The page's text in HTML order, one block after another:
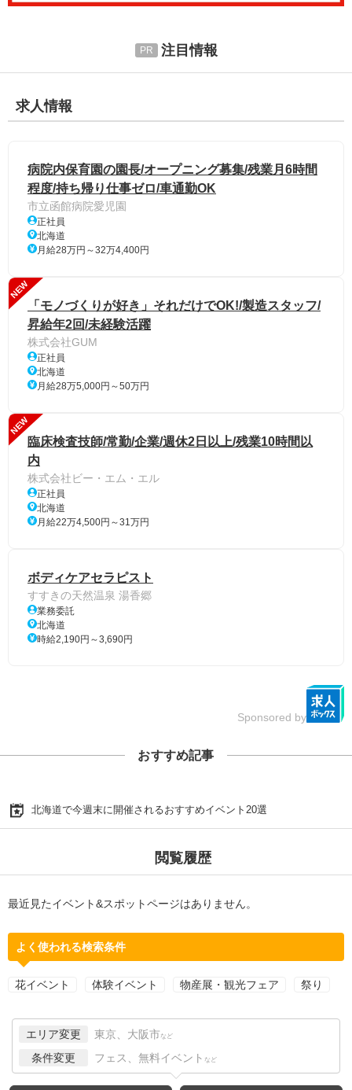
注目情報
求人情報
病院内保育園の園長/オープニング募集/残業月6時間
程度/持ち帰り仕事ゼロ/車通勤OK
市立函館病院愛児園
正社員
北海道
月給28万円～32万4,400円
NEW
「モノづくりが好き」それだけでOK!/製造スタッフ/
昇給年2回/未経験活躍
株式会社GUM
正社員
北海道
月給28万5,000円～50万円
NEW
臨床検査技師/常勤/企業/週休2日以上/残業10時間以
内
株式会社ビー・エム・エル
正社員
北海道
月給22万4,500円～31万円
ボディケアセラピスト
すすきの天然温泉 湯香郷
業務委託
北海道
時給2,190円～3,690円
Sponsored by
おすすめ記事
北海道で今週末に開催されるおすすめイベント20選
閲覧履歴
最近見たイベント&スポットページはありません。
よく使われる検索条件
花イベント 体験イベント 物産展・観光フェア 祭り
エリア変更 東京、大阪市 など
条件変更 フェス、無料イベント など